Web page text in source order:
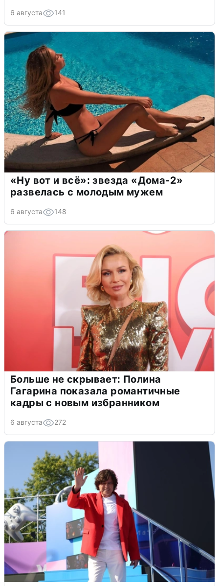
6 августа 141
«Ну вот и всё»: звезда «Дома-2»
развелась с молодым мужем
6 августа 148
Больше не скрывает: Полина
Гагарина показала романтичные
кадры с новым избранником
6 августа 272